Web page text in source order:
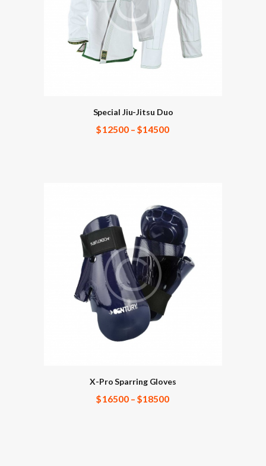
Special Jiu-Jitsu Duo
$12500–$14500
X-Pro Sparring Gloves
$16500–$18500